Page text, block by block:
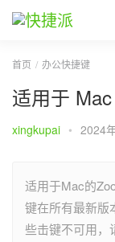
首页 办公快捷键
适用于
xingkupai • 2024
适用于Mac的
键在所有最新版
些击键不可用，